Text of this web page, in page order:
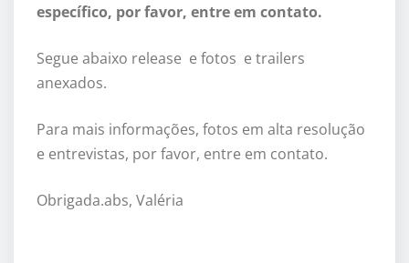
específico, por favor, entre em contato.
Segue abaixo release e fotos e trailers
anexados.
Para mais informações, fotos em alta resolução
e entrevistas, por favor, entre em contato.
Obrigada.abs, Valéria